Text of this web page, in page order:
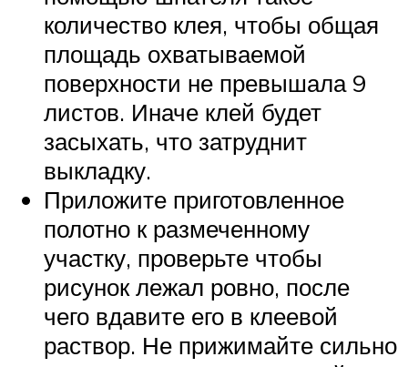
количество клея, чтобы общая
площадь охватываемой
поверхности не превышала 9
листов. Иначе клей будет
засыхать, что затруднит
выкладку.
Приложите приготовленное
полотно к размеченному
участку, проверьте чтобы
рисунок лежал ровно, после
чего вдавите его в клеевой
раствор. Не прижимайте сильно